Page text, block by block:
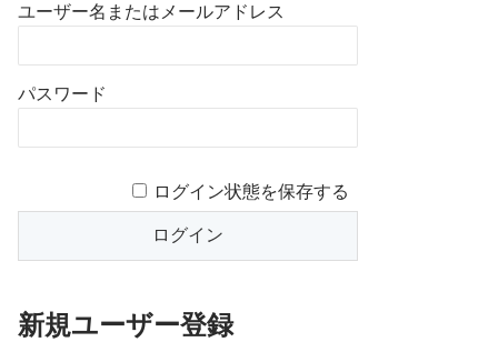
ユーザー名またはメールアドレス
パスワード
ログイン状態を保存する
新規ユーザー登録